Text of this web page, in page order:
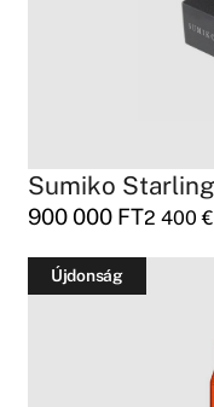
Sumiko
900 000 FT2 400€
Újdonság